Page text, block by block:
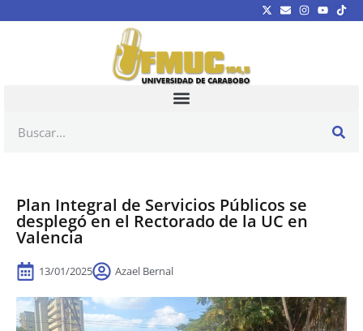
Plan Integral de Servicios Públicos se
desplegó en el Rectorado de la UC en
Valencia
13/01/2025 Azael Bernal